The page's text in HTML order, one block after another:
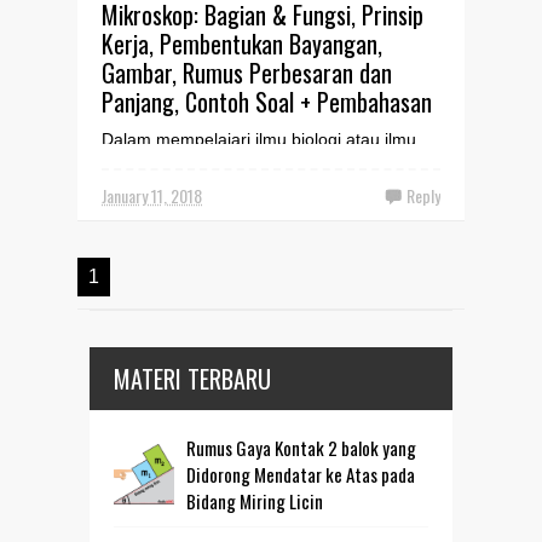
Mikroskop: Bagian & Fungsi, Prinsip
Kerja, Pembentukan Bayangan,
Gambar, Rumus Perbesaran dan
Panjang, Contoh Soal + Pembahasan
Dalam mempelajari ilmu biologi atau ilmu
salah satu alat yang sangat dibutuhkan
terutama untuk pengama...
January 11, 2018 Reply
1
MATERI TERBARU
Rumus Gaya Kontak 2 balok yang
Didorong Mendatar ke Atas pada
Bidang Miring Licin